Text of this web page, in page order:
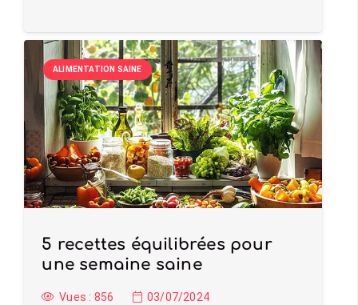
ALIMENTATION SAINE
5 recettes équilibrées pour
une semaine saine
Vues : 856 03/07/2024